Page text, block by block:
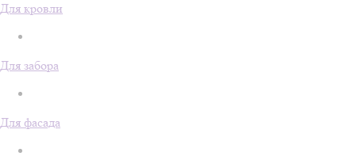
Для кровли
Для забора
Для фасада